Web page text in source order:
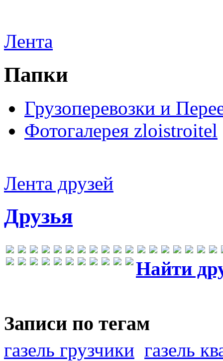
Лента
Папки
Грузоперевозки и
Фотогалерея zloistroitel
Лента друзей
Друзья
Найти
Записи по тегам
газель грузчики газель